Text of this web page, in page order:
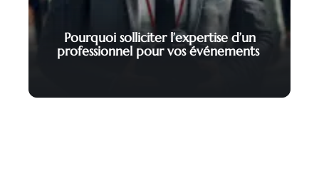
Pourquoi solliciter l’expertise d’un
professionnel pour vos événements